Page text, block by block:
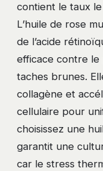
contient le taux le
L’huile de rose
de l’acide
efficace contre le
taches brunes.
collagène et
cellulaire pour
choisissez une
garantit une
car le stress